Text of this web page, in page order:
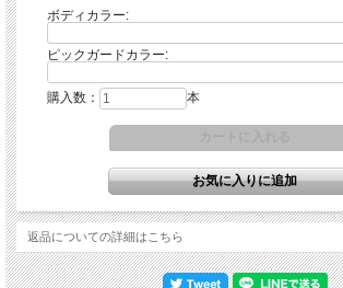
ボディカラー:
ピックガードカラー:
購入数： 本
返品についての詳細はこちら